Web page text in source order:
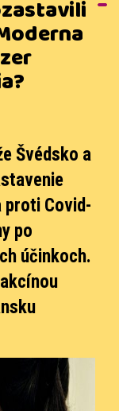
Švédsko a
proti Covid-
po
účinkoch.